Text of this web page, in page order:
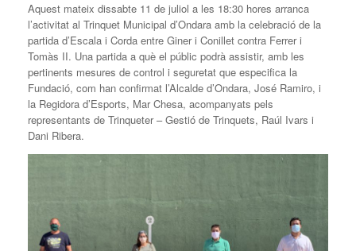
Aquest mateix dissabte 11 de juliol a les 18:30 hores arranca
l’activitat al Trinquet Municipal d’Ondara amb la celebració de la
partida d’Escala i Corda entre Giner i Conillet contra Ferrer i
Tomàs II. Una partida a què el públic podrà assistir, amb les
pertinents mesures de control i seguretat que especifica la
Fundació, com han confirmat l’Alcalde d’Ondara, José Ramiro, i
la Regidora d’Esports, Mar Chesa, acompanyats pels
representants de Trinqueter – Gestió de Trinquets, Raúl Ivars i
Dani Ribera.